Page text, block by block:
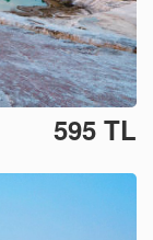
595 TL